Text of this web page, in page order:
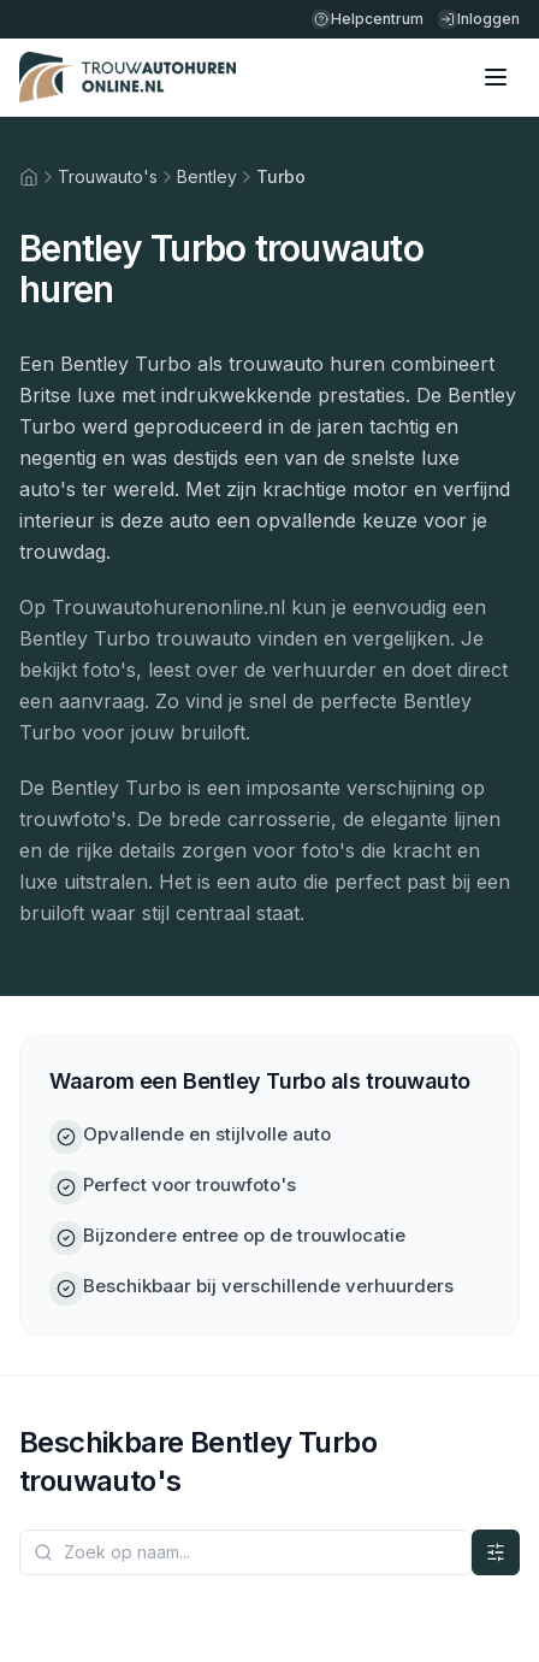
Helpcentrum Inloggen
HomeTrouwauto's Bentley Turbo
Bentley Turbo trouwauto
huren
Een Bentley Turbo als trouwauto huren combineert
Britse luxe met indrukwekkende prestaties. De Bentley
Turbo werd geproduceerd in de jaren tachtig en
negentig en was destijds een van de snelste luxe
auto's ter wereld. Met zijn krachtige motor en verfijnd
interieur is deze auto een opvallende keuze voor je
trouwdag.
Op Trouwautohurenonline.nl kun je eenvoudig een
Bentley Turbo trouwauto vinden en vergelijken. Je
bekijkt foto's, leest over de verhuurder en doet direct
een aanvraag. Zo vind je snel de perfecte Bentley
Turbo voor jouw bruiloft.
De Bentley Turbo is een imposante verschijning op
trouwfoto's. De brede carrosserie, de elegante lijnen
en de rijke details zorgen voor foto's die kracht en
luxe uitstralen. Het is een auto die perfect past bij een
bruiloft waar stijl centraal staat.
Waarom een Bentley Turbo als trouwauto
Opvallende en stijlvolle auto
Perfect voor trouwfoto's
Bijzondere entree op de trouwlocatie
Beschikbaar bij verschillende verhuurders
Beschikbare Bentley Turbo
trouwauto's